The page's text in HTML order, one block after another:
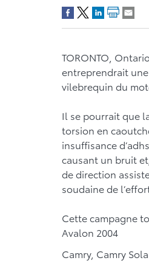
TORONTO,
entreprendrait
vilebrequin du
Il se pourrait que
torsion en
insuffisance
causant un bruit
de direction
soudaine de
Cette campagne
Avalon 2004
Camry, Camry